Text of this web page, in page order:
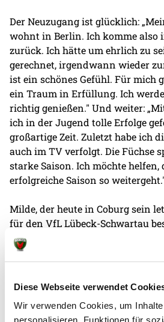
Diese Webseite verwendet
Wir verwenden Cookies, um
Der Neuzugang ist glücklich:
wohnt in Berlin. Ich komme also
zurück. Ich hätte um ehrlich zu
gerechnet, irgendwann wieder
ist ein schönes Gefühl. Für mich
ein Traum in Erfüllung. Ich
richtig genießen." Und weiter:
ich in der Jugend tolle Erfolge
großartige Zeit. Zuletzt habe ich
auch im TV verfolgt. Die Füchse
starke Saison. Ich möchte helfen,
erfolgreiche Saison so
Milde, der heute in Coburg sein
für den VfL Lübeck-Schwartau
Füchsen einen Vertrag bis
Der linke Rückraumspieler, der
zum offiziellen Trainingsstart zu